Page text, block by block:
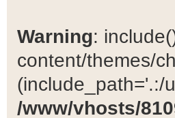
Warning:
content/themes/
(include_path='.:/
/www/vhosts/